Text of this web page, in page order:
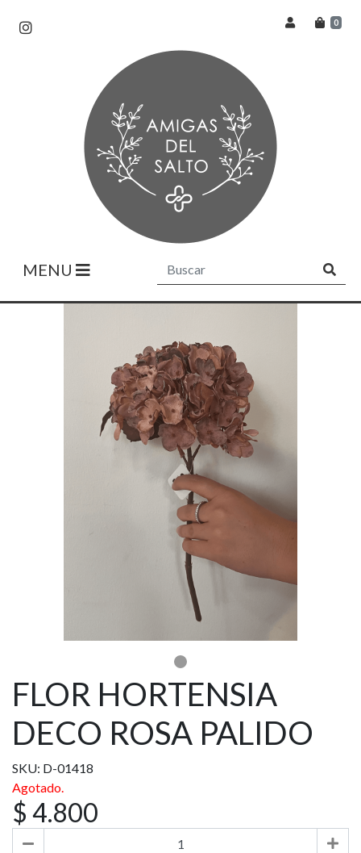
0
MENU
FLOR HORTENSIA
DECO ROSA PALIDO
SKU: D-01418
Agotado.
$ 4.800